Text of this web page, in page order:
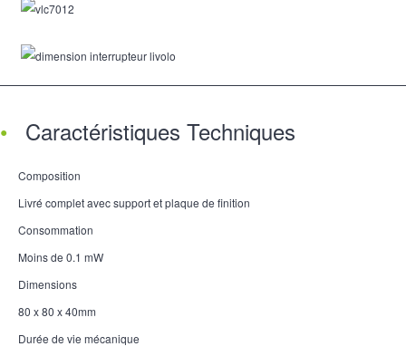
Caractéristiques Techniques
Composition
Livré complet avec support et plaque de finition
Consommation
Moins de 0.1 mW
Dimensions
80 x 80 x 40mm
Durée de vie mécanique